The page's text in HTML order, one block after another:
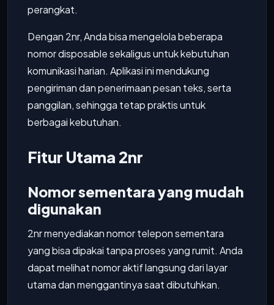
perangkat.
Dengan 2nr, Anda bisa mengelola beberapa
nomor disposable sekaligus untuk kebutuhan
komunikasi harian. Aplikasi ini mendukung
pengiriman dan penerimaan pesan teks, serta
panggilan, sehingga tetap praktis untuk
berbagai kebutuhan.
Fitur Utama 2nr
Nomor sementara yang mudah
digunakan
2nr menyediakan nomor telepon sementara
yang bisa dipakai tanpa proses yang rumit. Anda
dapat melihat nomor aktif langsung dari layar
utama dan menggantinya saat dibutuhkan.